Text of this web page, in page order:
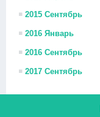
2015 Сентябрь
2016 Январь
2016 Сентябрь
2017 Сентябрь